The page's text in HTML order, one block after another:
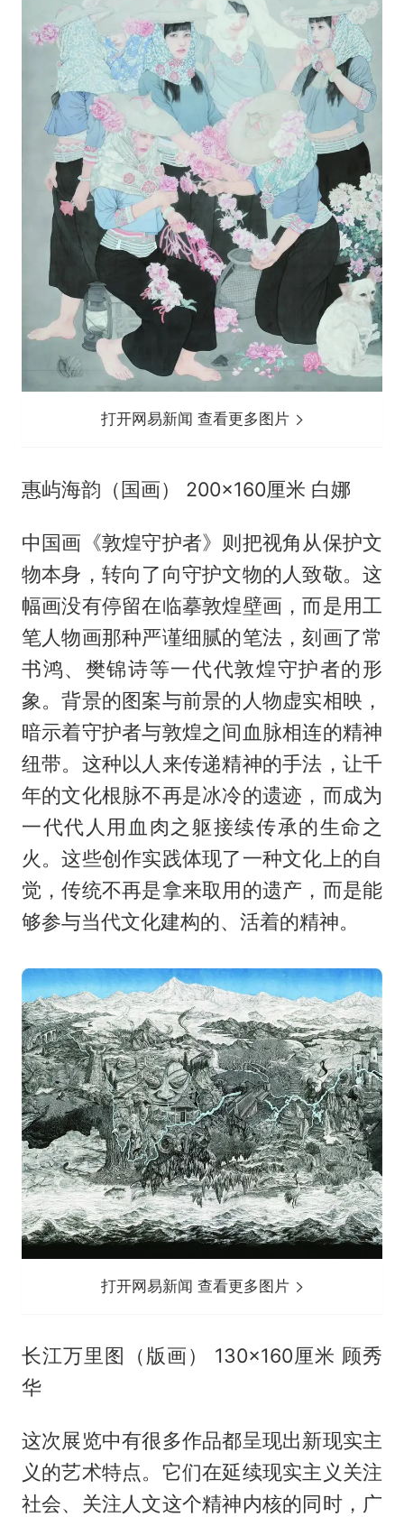
打开网易新闻 查看更多图片
惠屿海韵（国画） 200×160厘米 白娜
中国画《敦煌守护者》则把视角从保护文
物本身，转向了向守护文物的人致敬。这
幅画没有停留在临摹敦煌壁画，而是用工
笔人物画那种严谨细腻的笔法，刻画了常
书鸿、樊锦诗等一代代敦煌守护者的形
象。背景的图案与前景的人物虚实相映，
暗示着守护者与敦煌之间血脉相连的精神
纽带。这种以人来传递精神的手法，让千
年的文化根脉不再是冰冷的遗迹，而成为
一代代人用血肉之躯接续传承的生命之
火。这些创作实践体现了一种文化上的自
觉，传统不再是拿来取用的遗产，而是能
够参与当代文化建构的、活着的精神。
打开网易新闻 查看更多图片
长江万里图（版画） 130×160厘米 顾秀
华
这次展览中有很多作品都呈现出新现实主
义的艺术特点。它们在延续现实主义关注
社会、关注人文这个精神内核的同时，广